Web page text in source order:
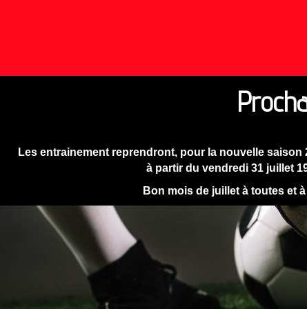
Les entrainement reprendront, pour la nouvelle saison
à partir du vendredi 31 juillet
Bon mois de juillet à toutes et